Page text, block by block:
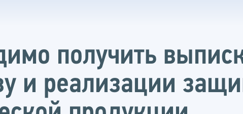
получить
и реализации